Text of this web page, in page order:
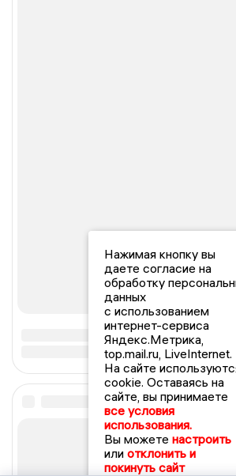
Нажимая кнопку вы
даете согласие на
обработку
данных
с использованием
интернет-сервиса
Яндекс.Метрика,
top.mail.ru, LiveInternet.
На сайте
cookie. Оставаясь на
сайте, вы принимаете
все условия
использования.
Вы можете настроить
или отклонить и
покинуть сайт